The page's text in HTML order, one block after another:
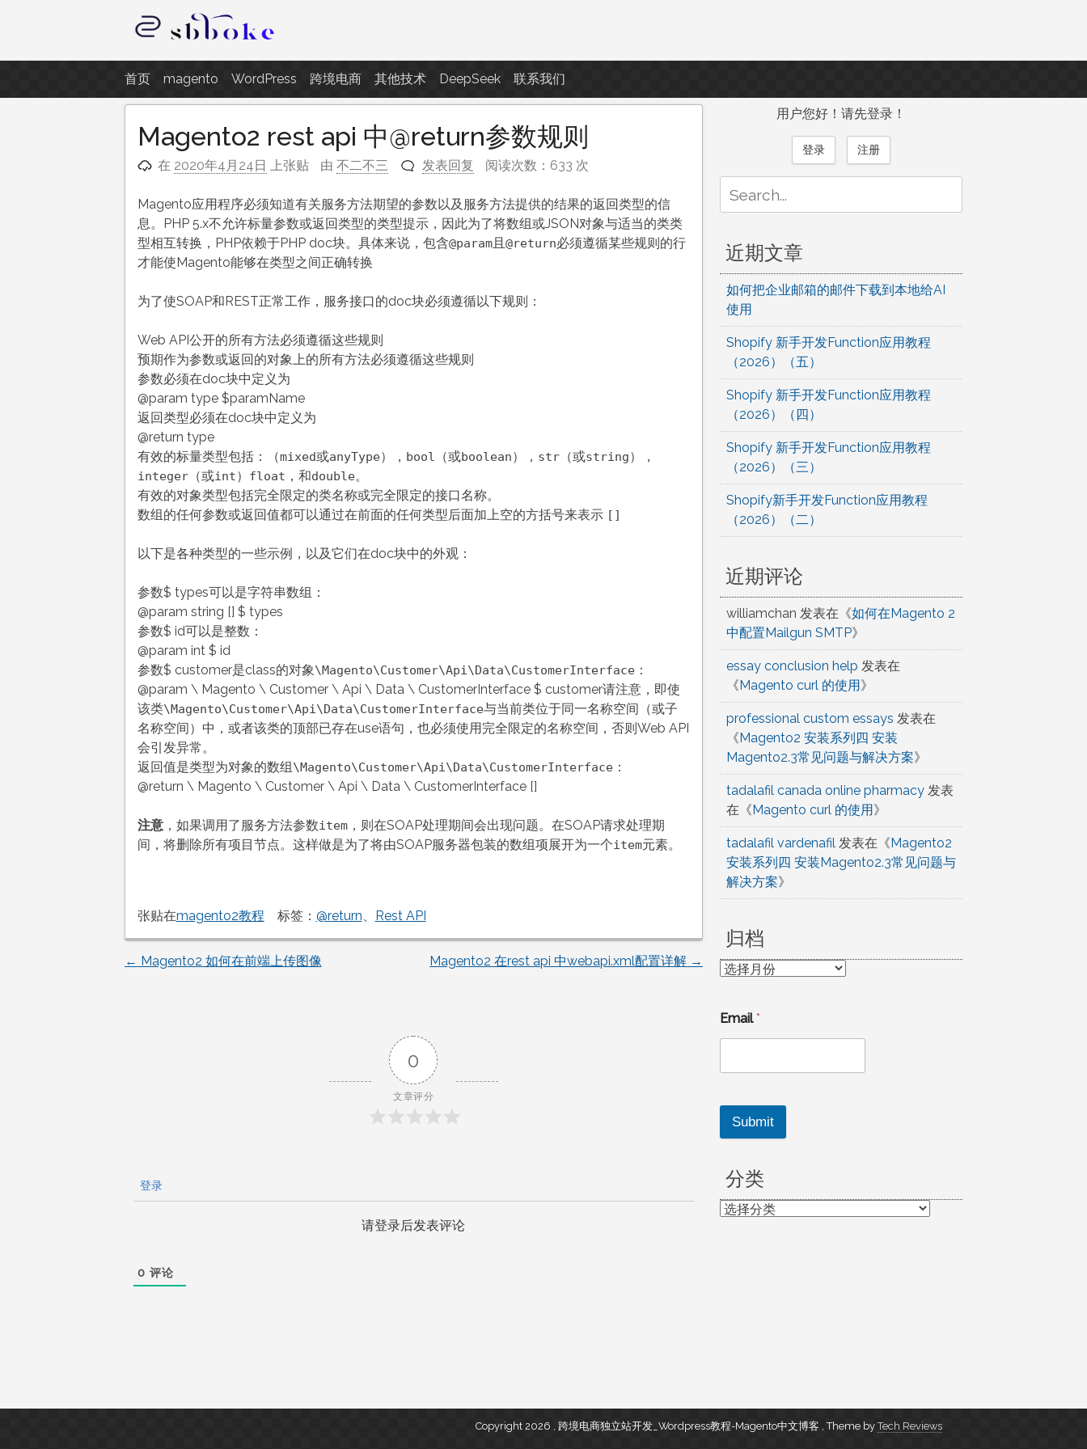
至
内
容
记录跨境电商独立站开发遇到的点点滴滴
首页 magento WordPress 跨境电商 其他技术 DeepSeek 联系我们
Magento2 rest api 中@return参数规则
在 2020年4月24日 上张贴 由不二不三 发表回复 阅读次数：633 次
Magento应用程序必须知道有关服务方法期望的参数以及服务方法提供的结果的返回类型的信
息。PHP 5.x不允许标量参数或返回类型的类型提示，因此为了将数组或JSON对象与适当的类类
型相互转换，PHP依赖于PHP doc块。具体来说，包含@param且 @return必须遵循某些规则的行
才能使Magento能够在类型之间正确转换
为了使SOAP和REST正常工作，服务接口的doc块必须遵循以下规则：
Web API公开的所有方法必须遵循这些规则
预期作为参数或返回的对象上的所有方法必须遵循这些规则
参数必须在doc块中定义为
@param type $paramName
返回类型必须在doc块中定义为
@return type
有效的标量类型包括：（mixed或anyType）， bool （或boolean）， str（或string），
integer（或int） float ，和double。
有效的对象类型包括完全限定的类名称或完全限定的接口名称。
数组的任何参数或返回值都可以通过在前面的任何类型后面加上空的方括号来表示 []
以下是各种类型的一些示例，以及它们在doc块中的外观：
参数$ types可以是字符串数组：
@param string [] $ types
参数$ id可以是整数：
@param int $ id
参数$ customer是class的对象\Magento\Customer\Api\Data\CustomerInterface：
@param \ Magento \ Customer \ Api \ Data \ CustomerInterface $ customer请注意，即使
该类\Magento\Customer\Api\Data\CustomerInterface与当前类位于同一名称空间（或子
名称空间）中，或者该类的顶部已存在use语句，也必须使用完全限定的名称空间，否则Web API
会引发异常。
返回值是类型为对象的数组\Magento\Customer\Api\Data\CustomerInterface：
@return \ Magento \ Customer \ Api \ Data \ CustomerInterface []
注意，如果调用了服务方法参数item，则在SOAP处理期间会出现问题。在SOAP请求处理期
间，将删除所有项目节点。这样做是为了将由SOAP服务器包装的数组项展开为一个item元素。
张贴在magento2教程 标签： @return、 Rest API
文
← Magento2 如何在前端上传图像 Magento2 在rest api 中webapi.xml配置详解 →
0
文章评分
登录
请登录后发表评论
0 评论
用户您好！请先登录！
登录 注册
for:
近期文章
如何把企业邮箱的邮件下载到本地给AI
使用
Shopify 新手开发Function应用教程
（2026）（五）
Shopify 新手开发Function应用教程
（2026）（四）
Shopify 新手开发Function应用教程
（2026）（三）
Shopify新手开发Function应用教程
（2026）（二）
近期评论
williamchan 发表在《如何在Magento 2
中配置Mailgun SMTP》
essay conclusion help 发表在
《Magento curl 的使用》
professional custom essays 发表在
《Magento2 安装系列四 安装
Magento2.3常见问题与解决方案》
tadalafil canada online pharmacy发表
在《Magento curl 的使用》
tadalafil vardenafil发表在《Magento2
安装系列四 安装Magento2.3常见问题与
解决方案》
归档
归
Email*
Submit
分类
分
Copyright 2026 , 跨境电商独立站开发_Wordpress教程-Magento中文博客 ,Theme byTech Reviews